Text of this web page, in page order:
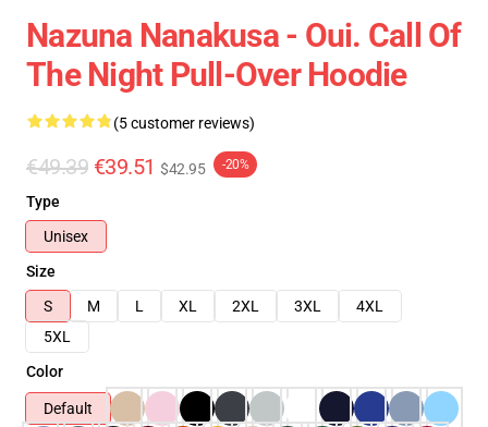
Nazuna Nanakusa - Oui. Call Of
The Night Pull-Over Hoodie
(5 customer reviews)
€49.39 €39.51 $42.95 -20%
Type
Unisex
Size
S
M L XL 2XL 3XL
4XL
5XL
Color
Default